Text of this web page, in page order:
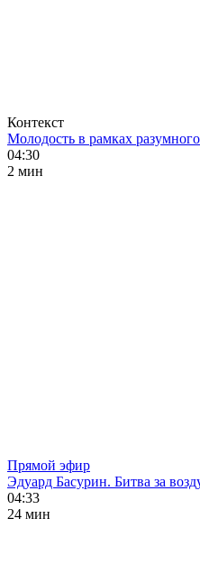
Контекст
Молодость в рамках разумного
04:30
2 мин
Прямой эфир
Эдуард Басурин. Битва за
04:33
24 мин